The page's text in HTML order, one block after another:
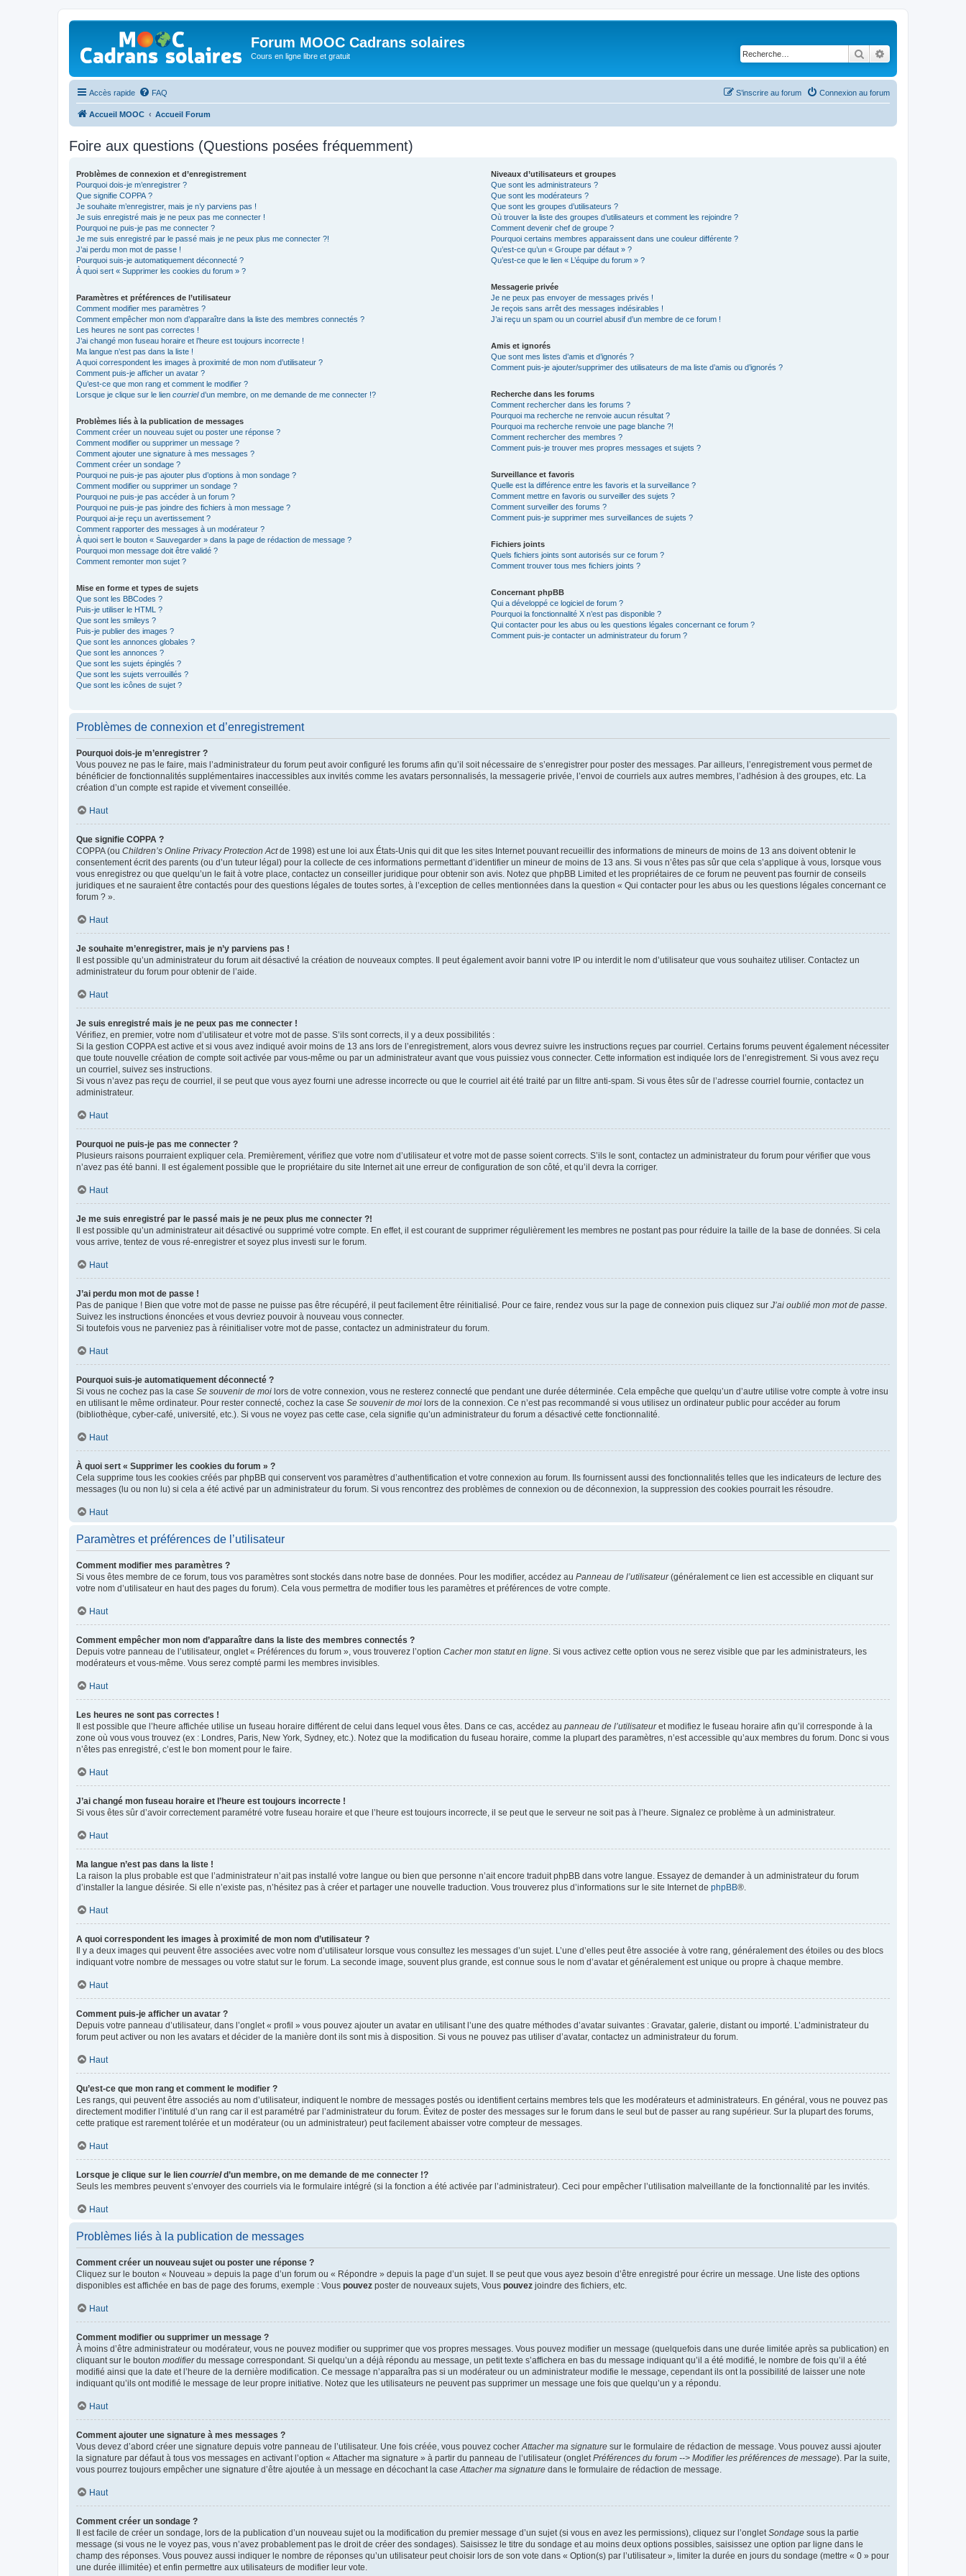
Forum MOOC Cadrans solaires
Cours en ligne libre et gratuit Rechercher
Accès rapide FAQ Connexion au forum
S’inscrire au forum
Accueil MOOC Accueil Forum
Foire aux questions (Questions posées fréquemment)
Problèmes de connexion et d’enregistrement
Pourquoi dois-je m’enregistrer ?
Que signifie COPPA ?
Je souhaite m’enregistrer, mais je n’y parviens pas !
Je suis enregistré mais je ne peux pas me connecter !
Pourquoi ne puis-je pas me connecter ?
Je me suis enregistré par le passé mais je ne peux plus me connecter ?!
J’ai perdu mon mot de passe !
Pourquoi suis-je automatiquement déconnecté ?
À quoi sert « Supprimer les cookies du forum » ?
Paramètres et préférences de l’utilisateur
Comment modifier mes paramètres ?
Comment empêcher mon nom d’apparaître dans la liste des membres connectés ?
Les heures ne sont pas correctes !
J’ai changé mon fuseau horaire et l’heure est toujours incorrecte !
Ma langue n’est pas dans la liste !
A quoi correspondent les images à proximité de mon nom d’utilisateur ?
Comment puis-je afficher un avatar ?
Qu’est-ce que mon rang et comment le modifier ?
Lorsque je clique sur le lien courrield’un membre, on me demande de me connecter !?
Problèmes liés à la publication de messages
Comment créer un nouveau sujet ou poster une réponse ?
Comment modifier ou supprimer un message ?
Comment ajouter une signature à mes messages ?
Comment créer un sondage ?
Pourquoi ne puis-je pas ajouter plus d’options à mon sondage ?
Comment modifier ou supprimer un sondage ?
Pourquoi ne puis-je pas accéder à un forum ?
Pourquoi ne puis-je pas joindre des fichiers à mon message ?
Pourquoi ai-je reçu un avertissement ?
Comment rapporter des messages à un modérateur ?
À quoi sert le bouton « Sauvegarder » dans la page de rédaction de message ?
Pourquoi mon message doit être validé ?
Comment remonter mon sujet ?
Mise en forme et types de sujets
Que sont les BBCodes ?
Puis-je utiliser le HTML ?
Que sont les smileys ?
Puis-je publier des images ?
Que sont les annonces globales ?
Que sont les annonces ?
Que sont les sujets épinglés ?
Que sont les sujets verrouillés ?
Que sont les icônes de sujet ?
Niveaux d’utilisateurs et groupes
Que sont les administrateurs ?
Que sont les modérateurs ?
Que sont les groupes d’utilisateurs ?
Où trouver la liste des groupes d’utilisateurs et comment les rejoindre ?
Comment devenir chef de groupe ?
Pourquoi certains membres apparaissent dans une couleur différente ?
Qu’est-ce qu’un « Groupe par défaut » ?
Qu’est-ce que le lien « L’équipe du forum » ?
Messagerie privée
Je ne peux pas envoyer de messages privés !
Je reçois sans arrêt des messages indésirables !
J’ai reçu un spam ou un courriel abusif d’un membre de ce forum !
Amis et ignorés
Que sont mes listes d’amis et d’ignorés ?
Comment puis-je ajouter/supprimer des utilisateurs de ma liste d’amis ou d’ignorés ?
Recherche dans les forums
Comment rechercher dans les forums ?
Pourquoi ma recherche ne renvoie aucun résultat ?
Pourquoi ma recherche renvoie une page blanche ?!
Comment rechercher des membres ?
Comment puis-je trouver mes propres messages et sujets ?
Surveillance et favoris
Quelle est la différence entre les favoris et la surveillance ?
Comment mettre en favoris ou surveiller des sujets ?
Comment surveiller des forums ?
Comment puis-je supprimer mes surveillances de sujets ?
Fichiers joints
Quels fichiers joints sont autorisés sur ce forum ?
Comment trouver tous mes fichiers joints ?
Concernant phpBB
Qui a développé ce logiciel de forum ?
Pourquoi la fonctionnalité X n’est pas disponible ?
Qui contacter pour les abus ou les questions légales concernant ce forum ?
Comment puis-je contacter un administrateur du forum ?
Problèmes de connexion et d’enregistrement
Pourquoi dois-je m’enregistrer ?
Vous pouvez ne pas le faire, mais l’administrateur du forum peut avoir configuré les forums afin qu’il soit nécessaire de s’enregistrer pour poster des messages. Par ailleurs, l’enregistrement vous permet de
bénéficier de fonctionnalités supplémentaires inaccessibles aux invités comme les avatars personnalisés, la messagerie privée, l’envoi de courriels aux autres membres, l’adhésion à des groupes, etc. La
création d’un compte est rapide et vivement conseillée.
Haut
Que signifie COPPA ?
COPPA (ou Children’s Online Privacy Protection Actde 1998) est une loi aux États-Unis qui dit que les sites Internet pouvant recueillir des informations de mineurs de moins de 13 ans doivent obtenir le
consentement écrit des parents (ou d’un tuteur légal) pour la collecte de ces informations permettant d’identifier un mineur de moins de 13 ans. Si vous n’êtes pas sûr que cela s’applique à vous, lorsque vous
vous enregistrez ou que quelqu’un le fait à votre place, contactez un conseiller juridique pour obtenir son avis. Notez que phpBB Limited et les propriétaires de ce forum ne peuvent pas fournir de conseils
juridiques et ne sauraient être contactés pour des questions légales de toutes sortes, à l’exception de celles mentionnées dans la question « Qui contacter pour les abus ou les questions légales concernant ce
forum ? ».
Haut
Je souhaite m’enregistrer, mais je n’y parviens pas !
Il est possible qu’un administrateur du forum ait désactivé la création de nouveaux comptes. Il peut également avoir banni votre IP ou interdit le nom d’utilisateur que vous souhaitez utiliser. Contactez un
administrateur du forum pour obtenir de l’aide.
Haut
Je suis enregistré mais je ne peux pas me connecter !
Vérifiez, en premier, votre nom d’utilisateur et votre mot de passe. S’ils sont corrects, il y a deux possibilités :
Si la gestion COPPA est active et si vous avez indiqué avoir moins de 13 ans lors de l’enregistrement, alors vous devrez suivre les instructions reçues par courriel. Certains forums peuvent également nécessiter
que toute nouvelle création de compte soit activée par vous-même ou par un administrateur avant que vous puissiez vous connecter. Cette information est indiquée lors de l’enregistrement. Si vous avez reçu
un courriel, suivez ses instructions.
Si vous n’avez pas reçu de courriel, il se peut que vous ayez fourni une adresse incorrecte ou que le courriel ait été traité par un filtre anti-spam. Si vous êtes sûr de l’adresse courriel fournie, contactez un
administrateur.
Haut
Pourquoi ne puis-je pas me connecter ?
Plusieurs raisons pourraient expliquer cela. Premièrement, vérifiez que votre nom d’utilisateur et votre mot de passe soient corrects. S’ils le sont, contactez un administrateur du forum pour vérifier que vous
n’avez pas été banni. Il est également possible que le propriétaire du site Internet ait une erreur de configuration de son côté, et qu’il devra la corriger.
Haut
Je me suis enregistré par le passé mais je ne peux plus me connecter ?!
Il est possible qu’un administrateur ait désactivé ou supprimé votre compte. En effet, il est courant de supprimer régulièrement les membres ne postant pas pour réduire la taille de la base de données. Si cela
vous arrive, tentez de vous ré-enregistrer et soyez plus investi sur le forum.
Haut
J’ai perdu mon mot de passe !
Pas de panique ! Bien que votre mot de passe ne puisse pas être récupéré, il peut facilement être réinitialisé. Pour ce faire, rendez vous sur la page de connexion puis cliquez sur J’ai oublié mon mot de passe
Suivez les instructions énoncées et vous devriez pouvoir à nouveau vous connecter.
Si toutefois vous ne parveniez pas à réinitialiser votre mot de passe, contactez un administrateur du forum.
Haut
Pourquoi suis-je automatiquement déconnecté ?
Si vous ne cochez pas la case Se souvenir de moi lors de votre connexion, vous ne resterez connecté que pendant une durée déterminée. Cela empêche que quelqu’un d’autre utilise votre compte à votre insu
en utilisant le même ordinateur. Pour rester connecté, cochez la case Se souvenir de moi lors de la connexion. Ce n’est pas recommandé si vous utilisez un ordinateur public pour accéder au forum
(bibliothèque, cyber-café, université, etc.). Si vous ne voyez pas cette case, cela signifie qu’un administrateur du forum a désactivé cette fonctionnalité.
Haut
À quoi sert « Supprimer les cookies du forum » ?
Cela supprime tous les cookies créés par phpBB qui conservent vos paramètres d’authentification et votre connexion au forum. Ils fournissent aussi des fonctionnalités telles que les indicateurs de lecture des
messages (lu ou non lu) si cela a été activé par un administrateur du forum. Si vous rencontrez des problèmes de connexion ou de déconnexion, la suppression des cookies pourrait les résoudre.
Haut
Paramètres et préférences de l’utilisateur
Comment modifier mes paramètres ?
Si vous êtes membre de ce forum, tous vos paramètres sont stockés dans notre base de données. Pour les modifier, accédez au Panneau de l’utilisateur(généralement ce lien est accessible en cliquant sur
votre nom d’utilisateur en haut des pages du forum). Cela vous permettra de modifier tous les paramètres et préférences de votre compte.
Haut
Comment empêcher mon nom d’apparaître dans la liste des membres connectés ?
Depuis votre panneau de l’utilisateur, onglet « Préférences du forum », vous trouverez l’option Cacher mon statut en ligne . Si vous activez cette option vous ne serez visible que par les administrateurs, les
modérateurs et vous-même. Vous serez compté parmi les membres invisibles.
Haut
Les heures ne sont pas correctes !
Il est possible que l’heure affichée utilise un fuseau horaire différent de celui dans lequel vous êtes. Dans ce cas, accédez au panneau de l’utilisateuret modifiez le fuseau horaire afin qu’il corresponde à la
zone où vous vous trouvez (ex : Londres, Paris, New York, Sydney, etc.). Notez que la modification du fuseau horaire, comme la plupart des paramètres, n’est accessible qu’aux membres du forum. Donc si vous
n’êtes pas enregistré, c’est le bon moment pour le faire.
Haut
J’ai changé mon fuseau horaire et l’heure est toujours incorrecte !
Si vous êtes sûr d’avoir correctement paramétré votre fuseau horaire et que l’heure est toujours incorrecte, il se peut que le serveur ne soit pas à l’heure. Signalez ce problème à un administrateur.
Haut
Ma langue n’est pas dans la liste !
La raison la plus probable est que l’administrateur n’ait pas installé votre langue ou bien que personne n’ait encore traduit phpBB dans votre langue. Essayez de demander à un administrateur du forum
d’installer la langue désirée. Si elle n’existe pas, n’hésitez pas à créer et partager une nouvelle traduction. Vous trouverez plus d’informations sur le site Internet de phpBB®.
Haut
A quoi correspondent les images à proximité de mon nom d’utilisateur ?
Il y a deux images qui peuvent être associées avec votre nom d’utilisateur lorsque vous consultez les messages d’un sujet. L’une d’elles peut être associée à votre rang, généralement des étoiles ou des blocs
indiquant votre nombre de messages ou votre statut sur le forum. La seconde image, souvent plus grande, est connue sous le nom d’avatar et généralement est unique ou propre à chaque membre.
Haut
Comment puis-je afficher un avatar ?
Depuis votre panneau d’utilisateur, dans l’onglet « profil » vous pouvez ajouter un avatar en utilisant l’une des quatre méthodes d’avatar suivantes : Gravatar, galerie, distant ou importé. L’administrateur du
forum peut activer ou non les avatars et décider de la manière dont ils sont mis à disposition. Si vous ne pouvez pas utiliser d’avatar, contactez un administrateur du forum.
Haut
Qu’est-ce que mon rang et comment le modifier ?
Les rangs, qui peuvent être associés au nom d’utilisateur, indiquent le nombre de messages postés ou identifient certains membres tels que les modérateurs et administrateurs. En général, vous ne pouvez pas
directement modifier l’intitulé d’un rang car il est paramétré par l’administrateur du forum. Évitez de poster des messages sur le forum dans le seul but de passer au rang supérieur. Sur la plupart des forums,
cette pratique est rarement tolérée et un modérateur (ou un administrateur) peut facilement abaisser votre compteur de messages.
Haut
Lorsque je clique sur le lien courrield’un membre, on me demande de me connecter !?
Seuls les membres peuvent s’envoyer des courriels via le formulaire intégré (si la fonction a été activée par l’administrateur). Ceci pour empêcher l’utilisation malveillante de la fonctionnalité par les invités.
Haut
Problèmes liés à la publication de messages
Comment créer un nouveau sujet ou poster une réponse ?
Cliquez sur le bouton « Nouveau » depuis la page d’un forum ou « Répondre » depuis la page d’un sujet. Il se peut que vous ayez besoin d’être enregistré pour écrire un message. Une liste des options
disponibles est affichée en bas de page des forums, exemple : Vous pouvez poster de nouveaux sujets, Vous pouvez joindre des fichiers, etc.
Haut
Comment modifier ou supprimer un message ?
À moins d’être administrateur ou modérateur, vous ne pouvez modifier ou supprimer que vos propres messages. Vous pouvez modifier un message (quelquefois dans une durée limitée après sa publication) en
cliquant sur le bouton modifierdu message correspondant. Si quelqu’un a déjà répondu au message, un petit texte s’affichera en bas du message indiquant qu’il a été modifié, le nombre de fois qu’il a été
modifié ainsi que la date et l’heure de la dernière modification. Ce message n’apparaîtra pas si un modérateur ou un administrateur modifie le message, cependant ils ont la possibilité de laisser une note
indiquant qu’ils ont modifié le message de leur propre initiative. Notez que les utilisateurs ne peuvent pas supprimer un message une fois que quelqu’un y a répondu.
Haut
Comment ajouter une signature à mes messages ?
Vous devez d’abord créer une signature depuis votre panneau de l’utilisateur. Une fois créée, vous pouvez cocher Attacher ma signature sur le formulaire de rédaction de message. Vous pouvez aussi ajouter
la signature par défaut à tous vos messages en activant l’option « Attacher ma signature » à partir du panneau de l’utilisateur (onglet Préférences du forum --> Modifier les préférences de message). Par la suite,
vous pourrez toujours empêcher une signature d’être ajoutée à un message en décochant la case Attacher ma signature dans le formulaire de rédaction de message.
Haut
Comment créer un sondage ?
Il est facile de créer un sondage, lors de la publication d’un nouveau sujet ou la modification du premier message d’un sujet (si vous en avez les permissions), cliquez sur l’onglet Sondage sous la partie
message (si vous ne le voyez pas, vous n’avez probablement pas le droit de créer des sondages). Saisissez le titre du sondage et au moins deux options possibles, saisissez une option par ligne dans le
champ des réponses. Vous pouvez aussi indiquer le nombre de réponses qu’un utilisateur peut choisir lors de son vote dans « Option(s) par l’utilisateur », limiter la durée en jours du sondage (mettre « 0 » pour
une durée illimitée) et enfin permettre aux utilisateurs de modifier leur vote.